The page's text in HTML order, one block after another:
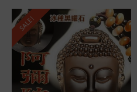
SALE!